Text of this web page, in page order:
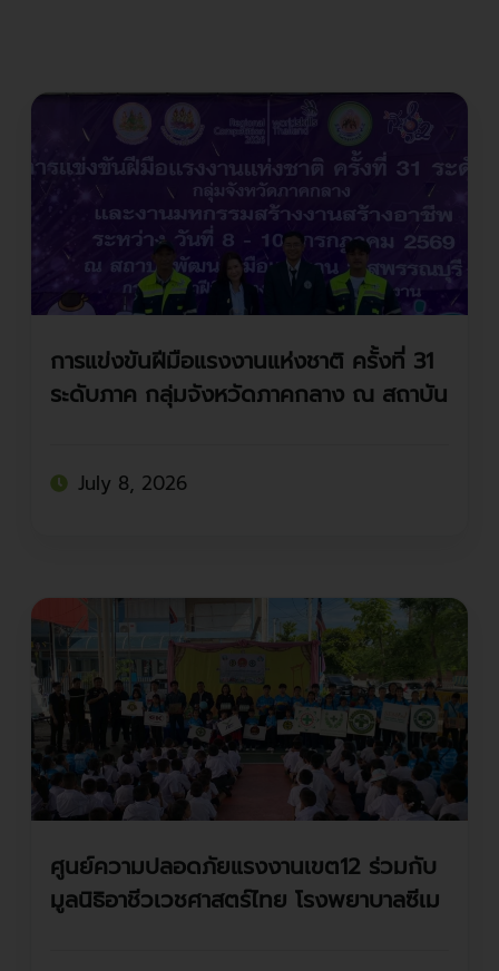
การแข่งขันฝีมือแรงงานแห่งชาติ ครั้งที่ 31
ระดับภาค กลุ่มจังหวัดภาคกลาง ณ สถาบัน
July 8, 2026
ศูนย์ความปลอดภัยแรงงานเขต12 ร่วมกับ
มูลนิธิอาชีวเวชศาสตร์ไทย โรงพยาบาลซีเม